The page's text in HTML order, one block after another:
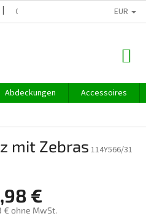
GROSSHANDEL EUR
Abdeckungen Accessoires
mit Zebras 114Y566/31
€
€ ohne MwSt.